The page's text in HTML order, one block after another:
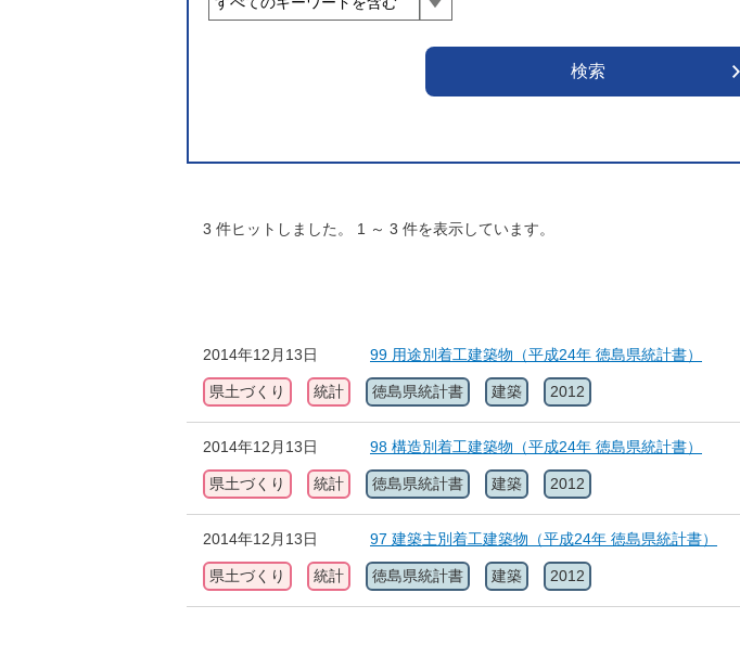
3 件ヒットしました。 1 ～ 3 件を表示しています。
2014年12月13日
99 用途別着工建築物（平成24年 徳島県統計書）
県土づくり 統計 徳島県統計書 建築 2012
2014年12月13日
98 構造別着工建築物（平成24年 徳島県統計書）
県土づくり 統計 徳島県統計書 建築 2012
2014年12月13日
97 建築主別着工建築物（平成24年 徳島県統計書）
県土づくり 統計 徳島県統計書 建築 2012